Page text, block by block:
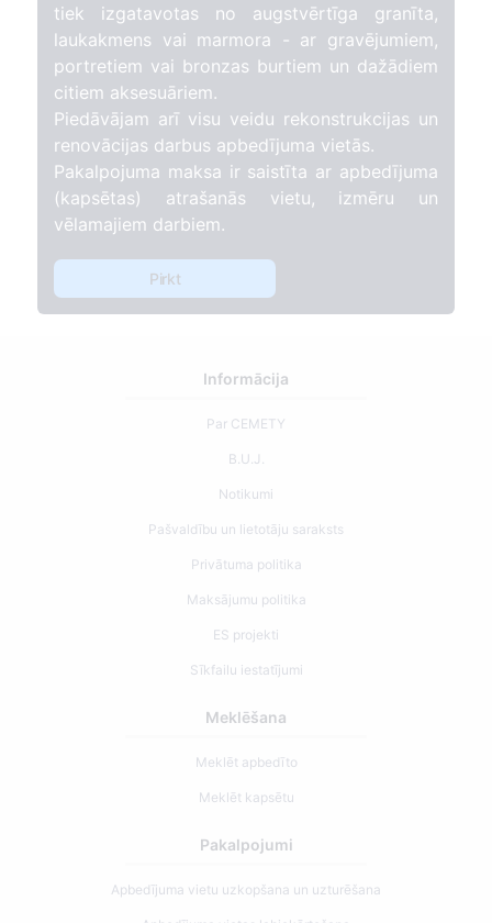
tiek izgatavotas no augstvērtīga granīta,
laukakmens vai marmora - ar gravējumiem,
portretiem vai bronzas burtiem un dažādiem
citiem aksesuāriem.
Piedāvājam arī visu veidu rekonstrukcijas un
renovācijas darbus apbedījuma vietās.
Pakalpojuma maksa ir saistīta ar apbedījuma
(kapsētas) atrašanās vietu, izmēru un
vēlamajiem darbiem.
Pirkt
Informācija
Par CEMETY
B.U.J.
Notikumi
Pašvaldību un lietotāju saraksts
Privātuma politika
Maksājumu politika
ES projekti
Sīkfailu iestatījumi
Meklēšana
Meklēt apbedīto
Meklēt kapsētu
Pakalpojumi
Apbedījuma vietu uzkopšana un uzturēšana